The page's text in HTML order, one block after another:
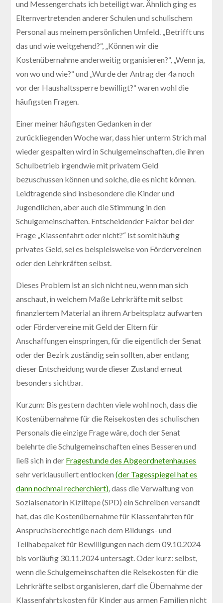
und Messengerchats ich beteiligt war. Ähnlich ging es
Elternvertretenden anderer Schulen und schulischem
Personal aus meinem persönlichen Umfeld. „Betrifft uns
das und wie weitgehend?“, „Können wir die
Kostenübernahme anderweitig organisieren?“, „Wenn ja,
von wo und wie?“ und „Wurde der Antrag der 4a noch
vor der Haushaltssperre bewilligt?“ waren wohl die
häufigsten Fragen.
Einer meiner häufigsten Gedanken in der
zurückliegenden Woche war, dass hier unterm Strich mal
wieder gespalten wird in Schulgemeinschaften, die ihren
Schulbetrieb irgendwie mit privatem Geld
bezuschussen können und solche, die es nicht können.
Leidtragende sind insbesondere die Kinder und
Jugendlichen, aber auch die Stimmung in den
Schulgemeinschaften. Entscheidender Faktor bei der
Frage „Klassenfahrt oder nicht?“ ist somit häufig
privates Geld, sei es beispielsweise von Fördervereinen
oder den Lehrkräften selbst.
Dieses Problem ist an sich nicht neu, wenn man sich
anschaut, in welchem Maße Lehrkräfte mit selbst
finanziertem Material an ihrem Arbeitsplatz aufwarten
oder Fördervereine mit Geld der Eltern für
Anschaffungen einspringen, für die eigentlich der Senat
oder der Bezirk zuständig sein sollten, aber entlang
dieser Entscheidung wurde dieser Zustand erneut
besonders sichtbar.
Kurzum: Bis gestern dachten viele wohl noch, dass die
Kostenübernahme für die Reisekosten des schulischen
Personals die einzige Frage wäre, doch der Senat
belehrte die Schulgemeinschaften eines Besseren und
ließ sich in der Fragestunde des Abgeordnetenhauses
sehr verklausuliert entlocken(der Tagesspiegel hat es
dann nochmal recherchiert), dass die Verwaltung von
Sozialsenatorin Kiziltepe (SPD) ein Schreiben versandt
hat, das die Kostenübernahme für Klassenfahrten für
Anspruchsberechtige nach dem Bildungs- und
Teilhabepaket für Bewilligungen nach dem 09.10.2024
bis vorläufig 30.11.2024 untersagt. Oder kurz: selbst,
wenn die Schulgemeinschaften die Reisekosten für die
Lehrkräfte selbst organisieren, darf die Übernahme der
Klassenfahrtskosten für Kinder aus armen Familien nicht